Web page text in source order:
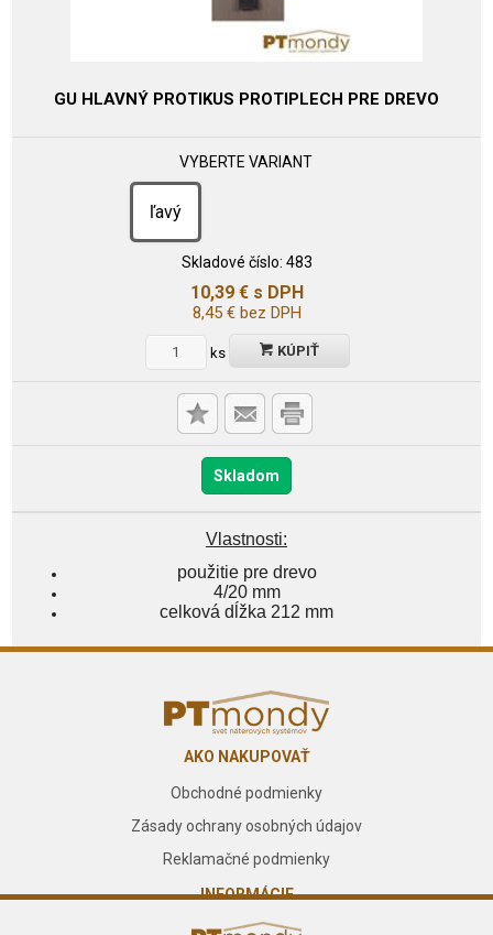
GU HLAVNÝ PROTIKUS PROTIPLECH PRE DREVO
VYBERTE VARIANT
ľavý
Skladové číslo: 483
10,39 €s DPH
8,45 €bez DPH
ks KÚPIŤ
Skladom
Vlastnosti:
použitie pre drevo
4/20 mm
celková dĺžka 212 mm
AKO NAKUPOVAŤ
Obchodné podmienky
Zásady ochrany osobných údajov
Reklamačné podmienky
INFORMÁCIE
O nás